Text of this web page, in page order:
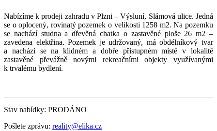
Nabízíme k prodeji zahradu v Plzni – Výsluní, Slámová ulice. Jedná
se o oplocený, rovinatý pozemek o velikosti 1258 m2. Na pozemku
se nachází studna a dřevěná chatka o zastavěné ploše 26 m2 –
zavedena elektřina. Pozemek je udržovaný, má obdélníkový tvar
a nachází se na klidném a dobře přístupném místě v lokalitě
zastavěné převážně novými rekreačními objekty využívanými
k trvalému bydlení.
Stav nabídky: PRODÁNO
Pošlete zprávu: reality@elika.cz